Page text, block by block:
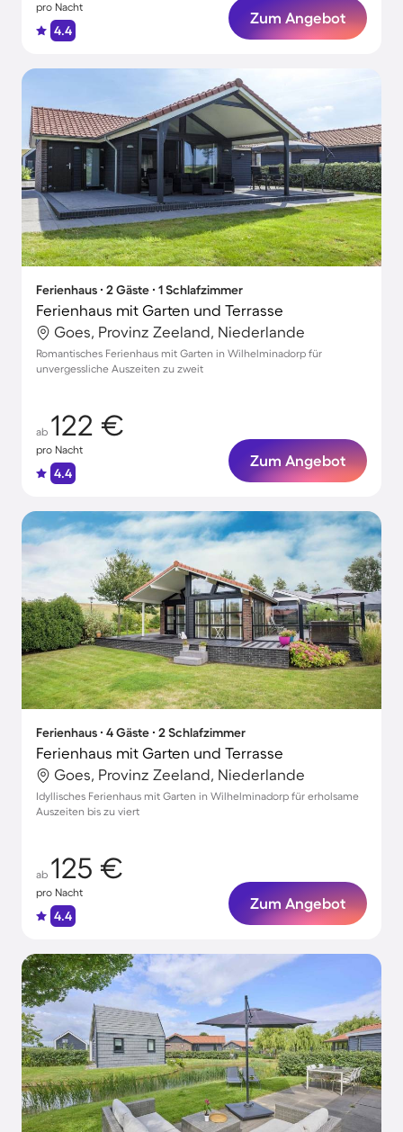
pro Nacht
4.4
Zum Angebot
Ferienhaus ∙ 2 Gäste ∙ 1 Schlafzimmer
Ferienhaus mit Garten und Terrasse
Goes, Provinz Zeeland, Niederlande
Romantisches Ferienhaus mit Garten in Wilhelminadorp für
unvergessliche Auszeiten zu zweit
ab 122 €
pro Nacht
4.4
Zum Angebot
Ferienhaus ∙ 4 Gäste ∙ 2 Schlafzimmer
Ferienhaus mit Garten und Terrasse
Goes, Provinz Zeeland, Niederlande
Idyllisches Ferienhaus mit Garten in Wilhelminadorp für erholsame
Auszeiten bis zu viert
ab 125 €
pro Nacht
4.4
Zum Angebot